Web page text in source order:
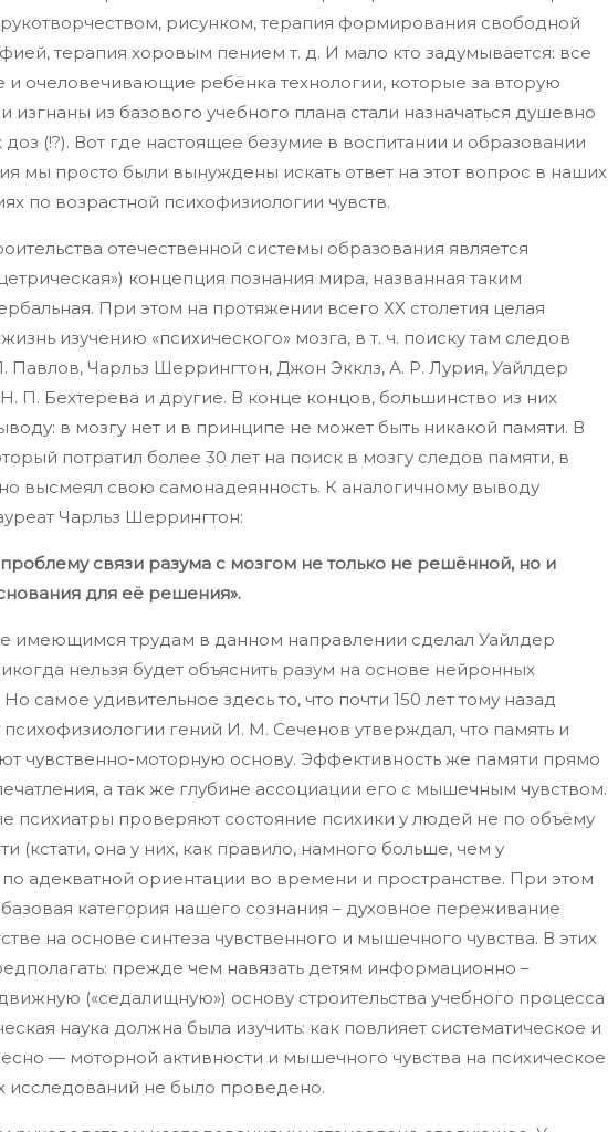
рисунком, терапия формирования свободной
терапия хоровым пением т. д. И мало кто задумывается: все
очеловечивающие ребёнка технологии, которые за вторую
изгнаны из базового учебного плана стали назначаться душевно
(!?). Вот где настоящее безумие в воспитании и образовании
мы просто были вынуждены искать ответ на этот вопрос в наших
по возрастной психофизиологии чувств.
отечественной системы образования является
концепция познания мира, названная таким
При этом на протяжении всего ХХ столетия целая
изучению «психического» мозга, в т. ч. поиску там следов
Павлов, Чарльз Шеррингтон, Джон Экклз, А. Р. Лурия, Уайлдер
П. Бехтерева и другие. В конце концов, большинство из них
в мозгу нет и в принципе не может быть никакой памяти. В
потратил более 30 лет на поиск в мозгу следов памяти, в
высмеял свою самонадеянность. К аналогичному выводу
Чарльз Шеррингтон:
связи разума с мозгом не только не решённой, но и
для её решения».
имеющимся трудам в данном направлении сделал Уайлдер
нельзя будет объяснить разум на основе нейронных
самое удивительное здесь то, что почти 150 лет тому назад
гений И. М. Сеченов утверждал, что память и
чувственно-моторную основу. Эффективность же памяти прямо
а так же глубине ассоциации его с мышечным чувством.
психиатры проверяют состояние психики у людей не по объёму
(кстати, она у них, как правило, намного больше, чем у
адекватной ориентации во времени и пространстве. При этом
категория нашего сознания – духовное переживание
на основе синтеза чувственного и мышечного чувства. В этих
прежде чем навязать детям информационно –
(«седалищную») основу строительства учебного процесса
наука должна была изучить: как повлияет систематическое и
— моторной активности и мышечного чувства на психическое
исследований не было проведено.